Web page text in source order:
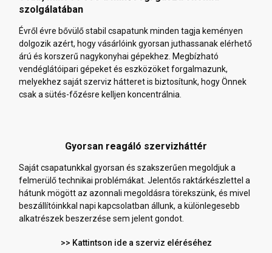
szolgálatában
Évről évre bővülő stabil csapatunk minden tagja keményen
dolgozik azért, hogy vásárlóink gyorsan juthassanak elérhető
árú és korszerű nagykonyhai gépekhez. Megbízható
vendéglátóipari gépeket és eszközöket forgalmazunk,
melyekhez saját szerviz hátteret is biztosítunk, hogy Önnek
csak a sütés-főzésre kelljen koncentrálnia.
Gyorsan reagáló szervizháttér
Saját csapatunkkal gyorsan és szakszerűen megoldjuk a
felmerülő technikai problémákat. Jelentős raktárkészlettel a
hátunk mögött az azonnali megoldásra törekszünk, és mivel
beszállítóinkkal napi kapcsolatban állunk, a különlegesebb
alkatrészek beszerzése sem jelent gondot.
>> Kattintson ide a szerviz eléréséhez